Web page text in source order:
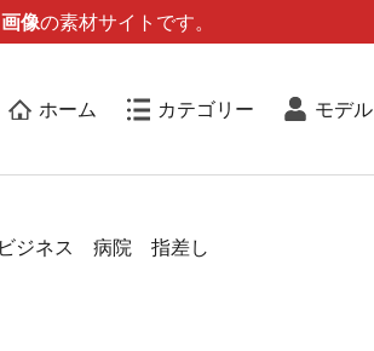
像の素材サイトです。
ホーム カテゴリー モデル
ジネス 病院 指差し